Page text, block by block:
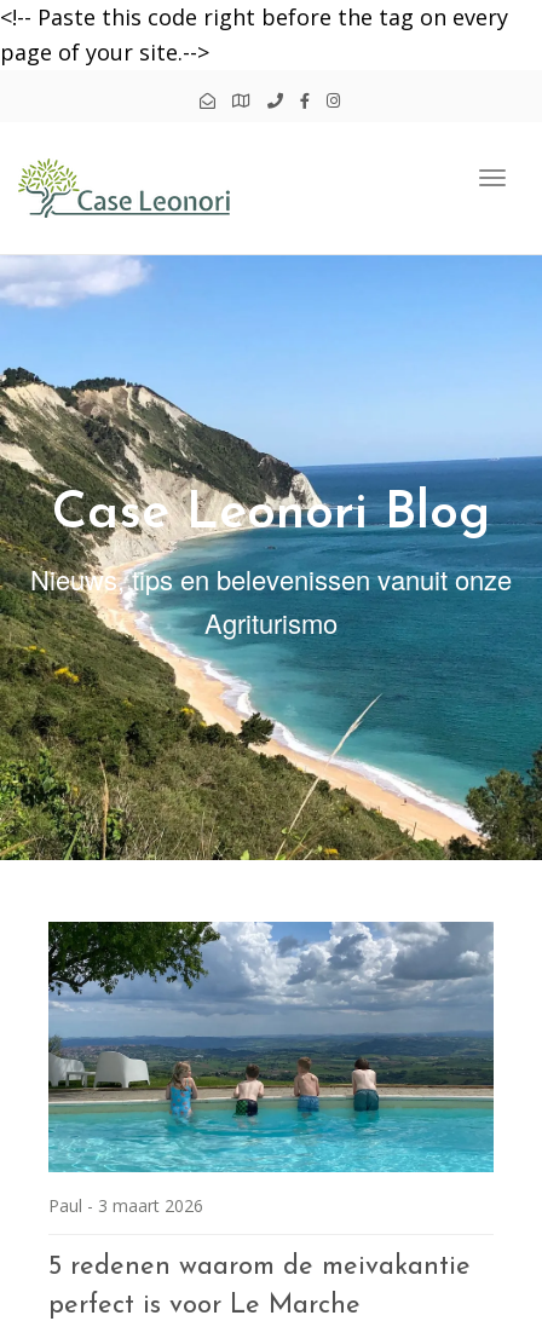
<!-- Paste this code right before the tag on every
page of your site.-->
Case Leonori Blog
Nieuws, tips en belevenissen vanuit onze
Agriturismo
Paul - 3 maart 2026
5 redenen waarom de meivakantie
perfect is voor Le Marche